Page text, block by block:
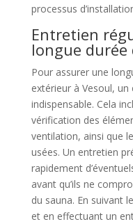
processus
Entretien
longue durée
Pour assurer une
extérieur à Vesoul,
indispensable. Cela
vérification des
ventilation, ainsi que
usées. Un entretien
rapidement
avant qu’ils ne
du sauna. En suivant
et en effectuant un